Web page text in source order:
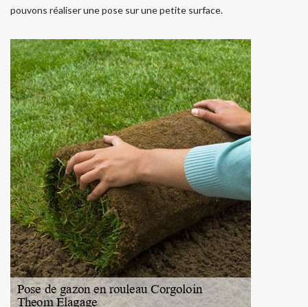
pouvons réaliser une pose sur une petite surface.